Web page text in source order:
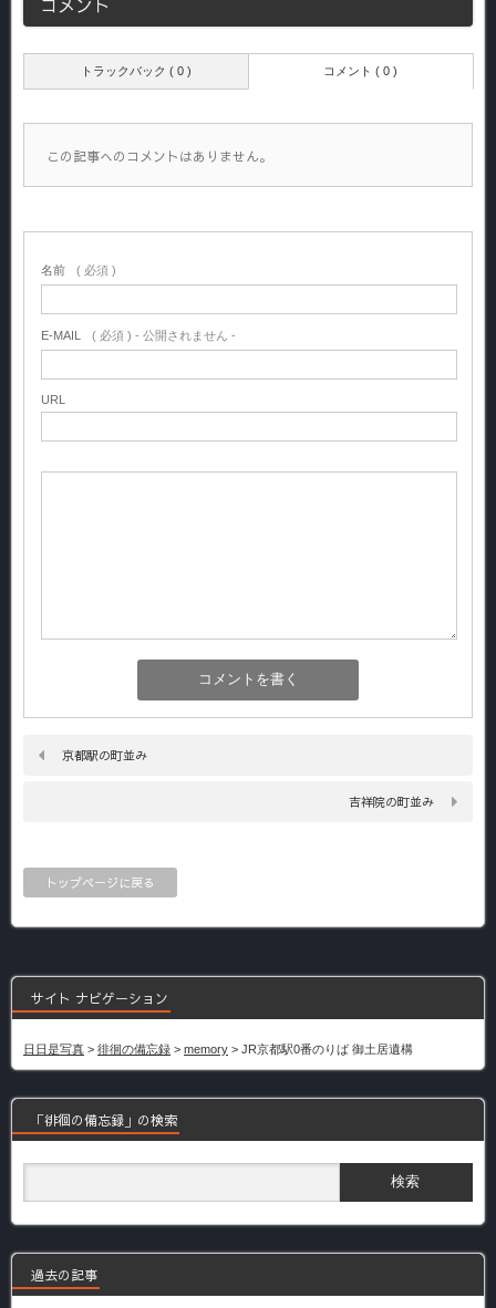
トラックバック ( 0 ) コメント ( 0 )
この記事へのコメントはありません。
名前 ( 必須 )
E-MAIL ( 必須 ) - 公開されません -
URL
京都駅の町並み
吉祥院の町並み
トップページに戻る
サイト ナビゲーション
日日是写真 > 徘徊の備忘録 > memory > JR京都駅0番のりば 御土居遺構
「徘徊の備忘録」の検索
過去の記事